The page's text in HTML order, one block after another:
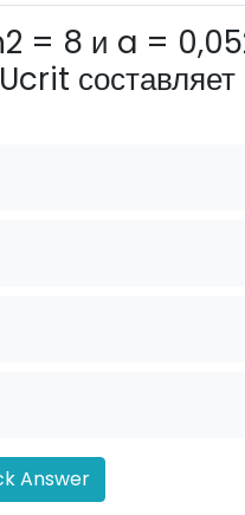
= 8 и a =
составляет
Answer